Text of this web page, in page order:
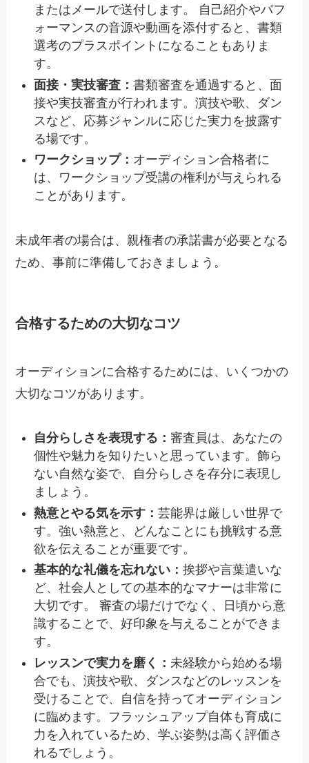
またはメールで送付します。 自己紹介やパフ
ォーマンスの音源や動画を添付すると、書類
選考のプラスポイントになることもありま
す。
面接・実技審査：書類審査を通過すると、面
接や実技審査が行われます。演技や歌、ダン
スなど、応募ジャンルに応じた実力を披露す
る場です。
ワークショップ： オーディション合格者に
は、ワークショップ受講の権利が与えられる
ことがあります。
未成年者の場合は、親権者の承諾書が必要となる
ため、事前に準備しておきましょう。
合格するための大切なコツ
オーディションに合格するためには、いくつかの
大切なコツがあります。
自分らしさを表現する： 審査員は、あなたの
個性や魅力を知りたいと思っています。飾ら
ない自然な姿で、自分らしさを存分に表現し
ましょう。
熱意とやる気を示す：芸能界は厳しい世界で
す。強い熱意と、どんなことにも挑戦する意
欲を伝えることが重要です。
基本的な礼儀を忘れない：挨拶や言葉遣いな
ど、社会人としての基本的なマナーは非常に
大切です。 審査の場だけでなく、日頃から意
識することで、好印象を与えることができま
す。
レッスンで実力を磨く： 未経験から始める場
合でも、演技や歌、ダンスなどのレッスンを
受けることで、自信を持ってオーディション
に臨めます。フラッシュアップ自体も育成に
力を入れているため、学ぶ姿勢は高く評価さ
れるでしょう。